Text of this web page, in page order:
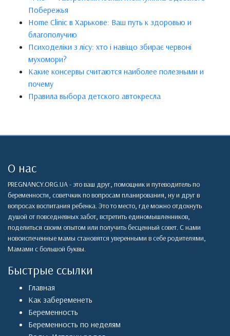
Побережья
Home Clinic в Харькове: Ваш путь к здоровью и
благополучию
Психоделіки з лісу: хто і навіщо збирає червоні
мухомори?
Какие консервы считаются наиболее полезными и
почему
Правила выбора детского автокресла
О нас
PREGNANCY.ORG.UA - это ваш друг, помощник и путеводитель по
беременности, советчкик по вопросам планирования, ну и друг в
вопросах воспитания ребенка. Это то место, где можно отдохнуть
душой от повседневных забот, встретить единомышленников,
поделиться своим опытом или получить бесценный совет. С нами
новоиспеченные мамы становятся уверенными в себе родителями,
Мамами с большой буквы.
Быстрые ссылки
Главная
Как забеременеть
Беременность
Беременность по неделям